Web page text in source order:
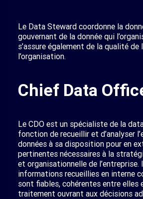
Le Data Steward coordonne la
gouvernant de la donnée qui
s’assure également de la qualité de
l’organisation.
Chief Data
Le CDO est un spécialiste de la
fonction de recueillir et d’analyser
données à sa disposition pour en
pertinentes nécessaires à la
et organisationnelle de l’entreprise.
informations recueillies en interne
sont fiables, cohérentes entre
traitement ouvrant aux décisions